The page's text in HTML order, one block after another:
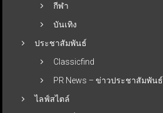
กีฬา
บันเทิง
ประชาสัมพันธ์
Classicfind
PR News – ข่าวประชาสัมพันธ์
ไลฟ์สไตล์